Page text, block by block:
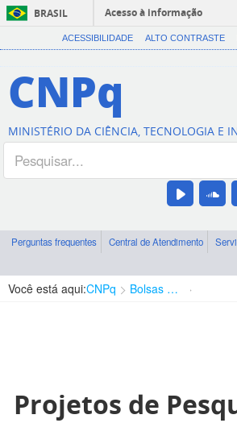
BRASIL
Acesso à informação
ACESSIBILIDADE ALTO CONTRASTE
CNPq
MINISTÉRIO DA CIÊNCIA, TECNOLOGIA E
Perguntas frequentes Central de Atendimento
Você está aqui:CNPq Bolsas e Auxílios Vigentes
Projetos de